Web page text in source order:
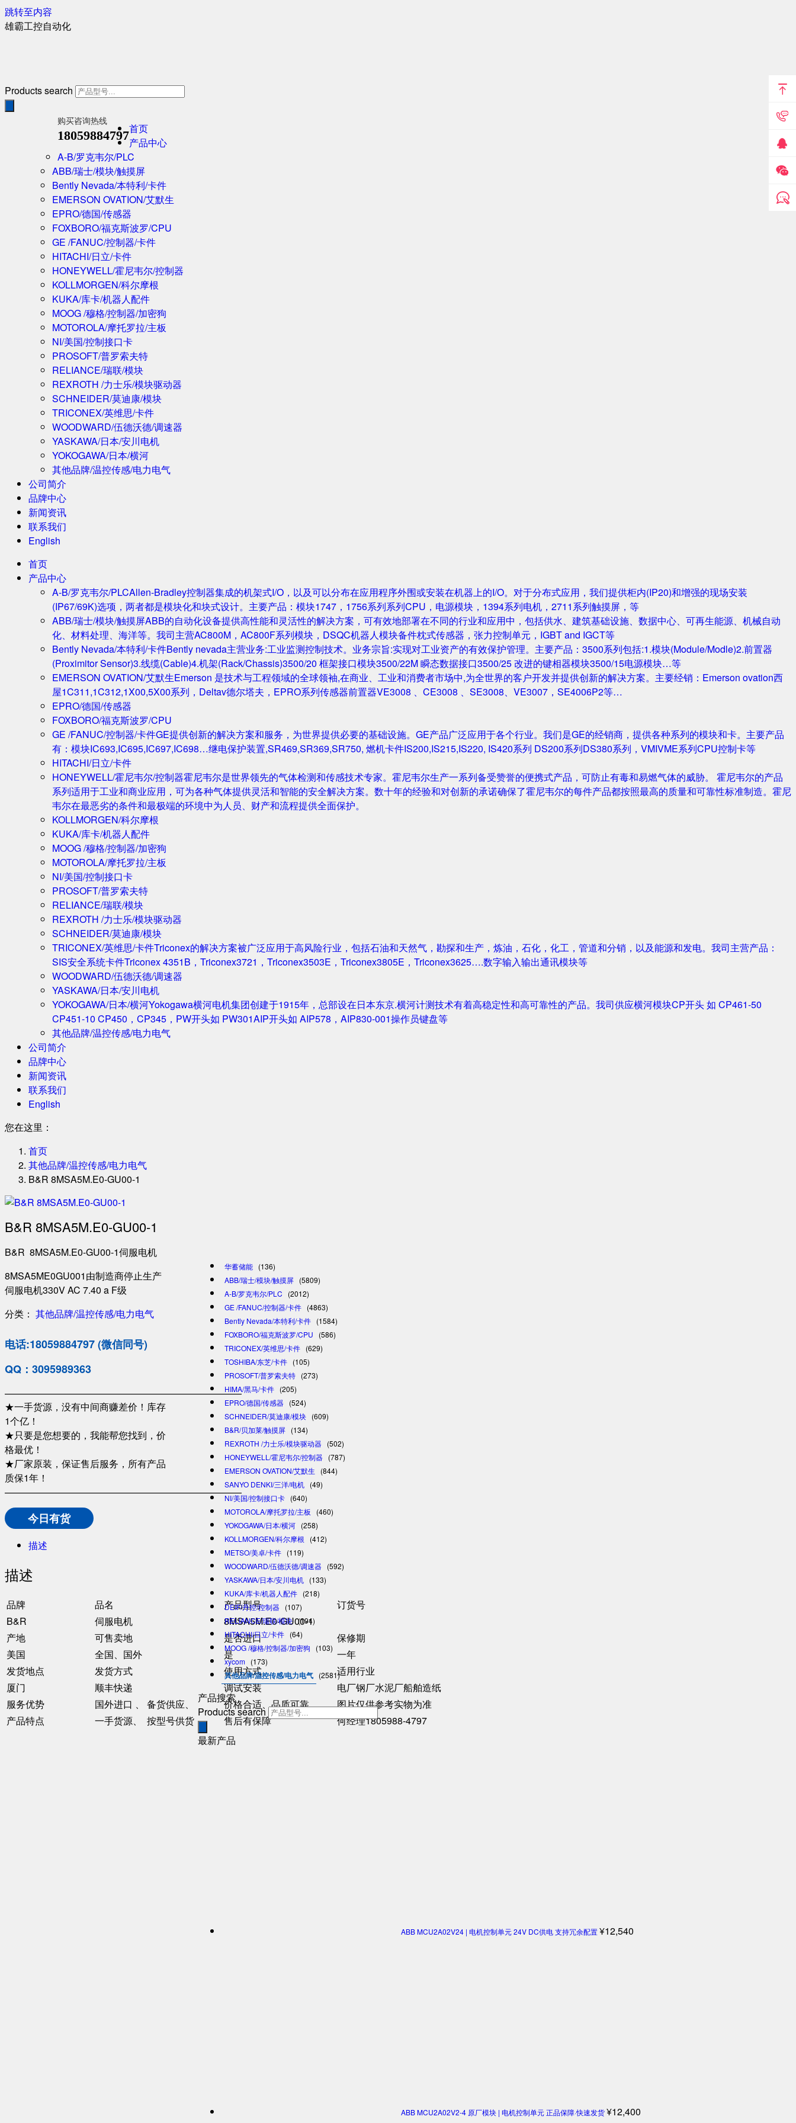
跳转至内容
雄霸工控自动化
Products search
购买咨询热线
18059884797首页
产品中心
A-B/罗克韦尔/PLC
ABB/瑞士/模块/触摸屏
Bently Nevada/本特利/卡件
EMERSON OVATION/艾默生
EPRO/德国/传感器
FOXBORO/福克斯波罗/CPU
GE /FANUC/控制器/卡件
HITACHI/日立/卡件
HONEYWELL/霍尼韦尔/控制器
KOLLMORGEN/科尔摩根
KUKA/库卡/机器人配件
MOOG /穆格/控制器/加密狗
MOTOROLA/摩托罗拉/主板
NI/美国/控制接口卡
PROSOFT/普罗索夫特
RELIANCE/瑞联/模块
REXROTH /力士乐/模块驱动器
SCHNEIDER/莫迪康/模块
TRICONEX/英维思/卡件
WOODWARD/伍德沃德/调速器
YASKAWA/日本/安川电机
YOKOGAWA/日本/横河
其他品牌/温控传感/电力电气
公司简介
品牌中心
新闻资讯
联系我们
English
首页
产品中心
A-B/罗克韦尔/PLCAllen-Bradley控制器集成的机架式I/O，以及可以分布在应用程序外围或安装在机器上的I/O。对于分布式应用，我们提供柜内(IP20)和增强的现场安装
(IP67/69K)选项，两者都是模块化和块式设计。主要产品：模块1747，1756系列系列CPU，电源模块，1394系列电机，2711系列触摸屏，等
ABB/瑞士/模块/触摸屏ABB的自动化设备提供高性能和灵活性的解决方案，可有效地部署在不同的行业和应用中，包括供水、建筑基础设施、数据中心、可再生能源、机械自动
化、材料处理、海洋等。我司主营AC800M，AC800F系列模块，DSQC机器人模块备件枕式传感器，张力控制单元，IGBT and IGCT等
Bently Nevada/本特利/卡件Bently nevada主营业务:工业监测控制技术。业务宗旨:实现对工业资产的有效保护管理。主要产品：3500系列包括:1.模块(Module/Modle)2.前置器
(Proximitor Sensor)3.线缆(Cable)4.机架(Rack/Chassis)3500/20 框架接口模块3500/22M 瞬态数据接口3500/25 改进的键相器模块3500/15电源模块…等
EMERSON OVATION/艾默生Emerson 是技术与工程领域的全球领袖,在商业、工业和消费者市场中,为全世界的客户开发并提供创新的解决方案。主要经销：Emerson ovation西
屋1C311,1C312,1X00,5X00系列，Deltav德尔塔夫，EPRO系列传感器前置器VE3008 、CE3008 、SE3008、VE3007，SE4006P2等…
EPRO/德国/传感器
FOXBORO/福克斯波罗/CPU
GE /FANUC/控制器/卡件GE提供创新的解决方案和服务，为世界提供必要的基础设施。GE产品广泛应用于各个行业。我们是GE的经销商，提供各种系列的模块和卡。主要产品
有：模块IC693,IC695,IC697,IC698…继电保护装置,SR469,SR369,SR750, 燃机卡件IS200,IS215,IS220, IS420系列 DS200系列DS380系列，VMIVME系列CPU控制卡等
HITACHI/日立/卡件
HONEYWELL/霍尼韦尔/控制器霍尼韦尔是世界领先的气体检测和传感技术专家。霍尼韦尔生产一系列备受赞誉的便携式产品，可防止有毒和易燃气体的威胁。 霍尼韦尔的产品
系列适用于工业和商业应用，可为各种气体提供灵活和智能的安全解决方案。数十年的经验和对创新的承诺确保了霍尼韦尔的每件产品都按照最高的质量和可靠性标准制造。霍尼
韦尔在最恶劣的条件和最极端的环境中为人员、财产和流程提供全面保护。
KOLLMORGEN/科尔摩根
KUKA/库卡/机器人配件
MOOG /穆格/控制器/加密狗
MOTOROLA/摩托罗拉/主板
NI/美国/控制接口卡
PROSOFT/普罗索夫特
RELIANCE/瑞联/模块
REXROTH /力士乐/模块驱动器
SCHNEIDER/莫迪康/模块
TRICONEX/英维思/卡件Triconex的解决方案被广泛应用于高风险行业，包括石油和天然气，勘探和生产，炼油，石化，化工，管道和分销，以及能源和发电。我司主营产品：
SIS安全系统卡件Triconex 4351B，Triconex3721，Triconex3503E，Triconex3805E，Triconex3625….数字输入输出通讯模块等
WOODWARD/伍德沃德/调速器
YASKAWA/日本/安川电机
YOKOGAWA/日本/横河Yokogawa横河电机集团创建于1915年，总部设在日本东京.横河计测技术有着高稳定性和高可靠性的产品。我司供应横河模块CP开头 如 CP461-50
CP451-10 CP450，CP345，PW开头如 PW301AIP开头如 AIP578，AIP830-001操作员键盘等
其他品牌/温控传感/电力电气
公司简介
品牌中心
新闻资讯
联系我们
English
您在这里：
首页
其他品牌/温控传感/电力电气
B&R 8MSA5M.E0-GU00-1
B&R 8MSA5M.E0-GU00-1
B&R 8MSA5M.E0-GU00-1伺服电机
8MSA5ME0GU001由制造商停止生产
伺服电机330V AC 7.40 a F级
分类： 其他品牌/温控传感/电力电气
电话:18059884797 (微信同号)
QQ：3095989363
—————————————————————————
★一手货源，没有中间商赚差价！库存
1个亿！
★只要是您想要的，我能帮您找到，价
格最优！
★厂家原装，保证售后服务，所有产品
质保1年！
—————————————————————————
今日有货
描述
描述
品牌 品名 产品型号
订货号
B&R
伺服电机
8MSA5M.E0-GU00-1
产地
可售卖地 是否进口
保修期
美国
全国、国外 是
一年
发货地点
发货方式 使用方式
适用行业
厦门
顺丰快递 调试安装
电厂钢厂水泥厂船舶造纸
服务优势
国外进口 、 备货供应、 价格合适、品质可靠
图片仅供参考实物为准
产品特点
一手货源、 按型号供货 售后有保障 何经理1805988-4797
华蓄储能 (136)
ABB/瑞士/模块/触摸屏 (5809)
A-B/罗克韦尔/PLC
(2012)
GE /FANUC/控制器/卡件 (4863)
Bently Nevada/本特利/卡件 (1584)
FOXBORO/福克斯波罗/CPU
(586)
TRICONEX/英维思/卡件 (629)
TOSHIBA/东芝/卡件 (105)
PROSOFT/普罗索夫特 (273)
HIMA/黑马/卡件 (205)
EPRO/德国/传感器 (524)
SCHNEIDER/莫迪康/模块 (609)
B&R/贝加莱/触摸屏 (134)
REXROTH /力士乐/模块驱动器 (502)
HONEYWELL/霍尼韦尔/控制器 (787)
EMERSON OVATION/艾默生
(844)
SANYO DENKI/三洋/电机 (49)
NI/美国/控制接口卡 (640)
MOTOROLA/摩托罗拉/主板
(460)
YOKOGAWA/日本/横河 (258)
KOLLMORGEN/科尔摩根
(412)
METSO/美卓/卡件 (119)
WOODWARD/伍德沃德/调速器 (592)
YASKAWA/日本/安川电机 (133)
KUKA/库卡/机器人配件 (218)
DEIF/丹控/控制器 (107)
RELIANCE/瑞联/模块 (194)
HITACHI/日立/卡件 (64)
MOOG /穆格/控制器/加密狗
(103)
xycom (173)
其他品牌/温控传感/电力电气 (2581)
产品搜索
Products search
最新产品
ABB MCU2A02V24 | 电机控制单元 24V DC供电 支持冗余配置¥12,540
ABB MCU2A02V2-4 原厂模块 | 电机控制单元 正品保障·快速发货¥12,400